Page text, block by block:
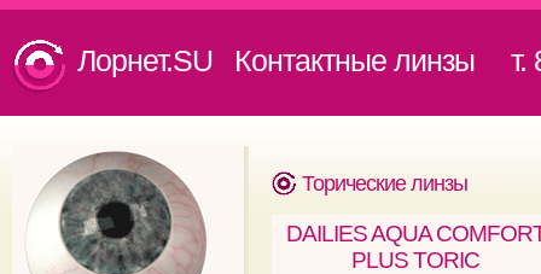
Лорнет.SU Контактные линзы т.
Торические линзы
DAILIES AQUA
PLUS TORIC